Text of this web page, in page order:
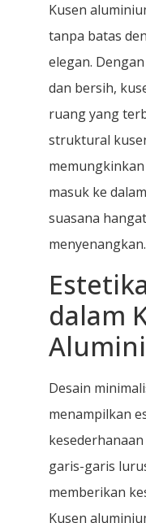
Kusen
tanpa batas
elegan.
dan bersih,
ruang yang
struktural
masuk ke
suasana
menyenangkan.
dalam
Desain
menampilkan
garis-garis
memberikan
Kusen